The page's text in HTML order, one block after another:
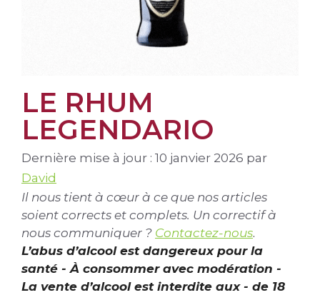
LE RHUM
LEGENDARIO
Dernière mise à jour : 10 janvier 2026 par
David
Il nous tient à cœur à ce que nos articles
soient corrects et complets. Un correctif à
nous communiquer ? Contactez-nous.
L’abus d’alcool est dangereux pour la
santé - À consommer avec modération -
La vente d’alcool est interdite aux - de 18